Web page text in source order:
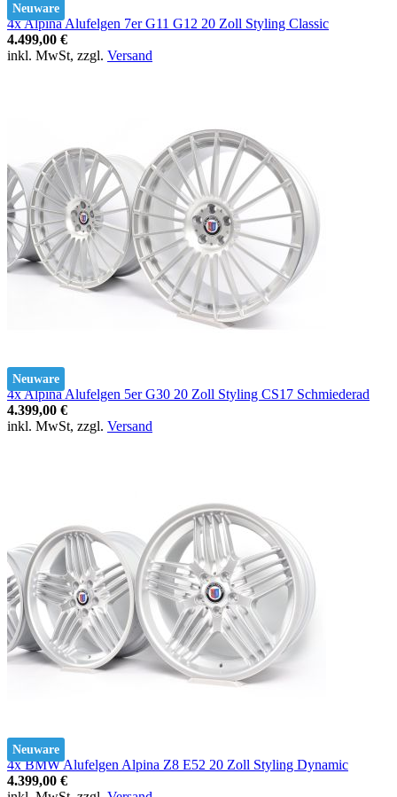
Neuware
4x Alpina Alufelgen 7er G11 G12 20 Zoll Styling Classic
4.499,00 €
inkl. MwSt, zzgl. Versand
Neuware
4x Alpina Alufelgen 5er G30 20 Zoll Styling CS17 Schmiederad
4.399,00 €
inkl. MwSt, zzgl. Versand
Neuware
4x BMW Alufelgen Alpina Z8 E52 20 Zoll Styling Dynamic
4.399,00 €